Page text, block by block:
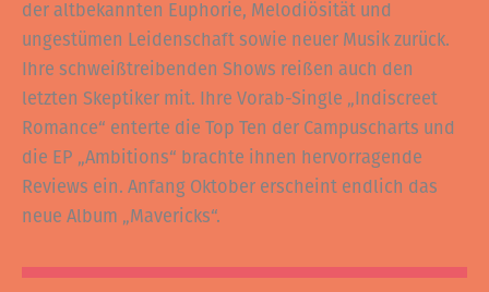
der altbekannten Euphorie, Melodiösität und
ungestümen Leidenschaft sowie neuer Musik zurück.
Ihre schweißtreibenden Shows reißen auch den
letzten Skeptiker mit. Ihre Vorab-Single „Indiscreet
Romance“ enterte die Top Ten der Campuscharts und
die EP „Ambitions“ brachte ihnen hervorragende
Reviews ein. Anfang Oktober erscheint endlich das
neue Album „Mavericks“.